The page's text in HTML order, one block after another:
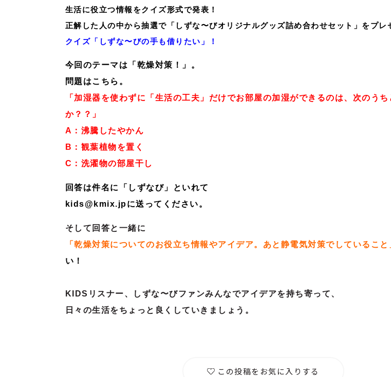
生活に役立つ情報をクイズ形式で発表！
正解した人の中から抽選で「しずな〜びオリジナルグッズ詰め合わせセット」をプレ
クイズ「しずな〜びの手も借りたい」！
今回のテーマは「乾燥対策！」。
問題はこちら。
「 加湿器を使わずに「生活の工夫」だけでお部屋の加湿ができるのは、 次のうち
か？？ 」
A ：沸騰したやかん
B ：観葉植物を置く
C ：洗濯物の部屋干し
回答は件名に「しずなび」といれて
kids@kmix.jpに送ってください。
そして回答と一緒に
「乾燥対策についてのお役立ち情報やアイデア。あと静電気対策でしていること
い！
KIDSリスナー、しずな〜びファンみんなでアイデアを持ち寄って、
日々の生活をちょっと良くしていきましょう。
この投稿をお気に入りする